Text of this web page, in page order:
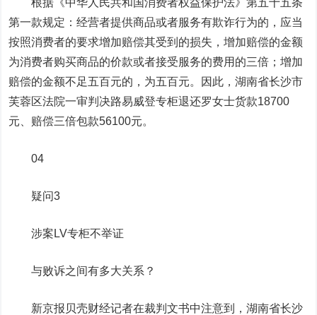
根据《中华人民共和国消费者权益保护法》第五十五条
第一款规定：经营者提供商品或者服务有欺诈行为的，应当
按照消费者的要求增加赔偿其受到的损失，增加赔偿的金额
为消费者购买商品的价款或者接受服务的费用的三倍；增加
赔偿的金额不足五百元的，为五百元。因此，湖南省长沙市
芙蓉区法院一审判决路易威登专柜退还罗女士货款18700
元、赔偿三倍包款56100元。
04
疑问3
涉案LV专柜不举证
与败诉之间有多大关系？
新京报贝壳财经记者在裁判文书中注意到，湖南省长沙